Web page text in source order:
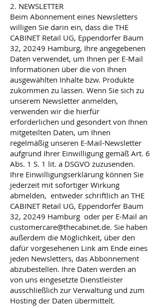
2. NEWSLETTER
Beim Abonnement eines Newsletters
willigen Sie darin ein, dass die THE
CABINET Retail UG, Eppendorfer Baum
32, 20249 Hamburg, Ihre angegebenen
Daten verwendet, um Ihnen per E-Mail
Informationen über die von Ihnen
ausgewählten Inhalte bzw. Produkte
zukommen zu lassen. Wenn Sie sich zu
unserem Newsletter anmelden,
verwenden wir die hierfür
erforderlichen und gesondert von Ihnen
mitgeteilten Daten, um Ihnen
regelmäßig unseren E-Mail-Newsletter
aufgrund Ihrer Einwilligung gemäß Art. 6
Abs. 1 S. 1 lit. a DSGVO zuzusenden.
Ihre Einwilligungserklärung können Sie
jederzeit mit sofortiger Wirkung
abmelden, entweder schriftlich an THE
CABINET Retail UG, Eppendorfer Baum
32, 20249 Hamburg oder per E-Mail an
customercare@thecabinet.de. Sie haben
außerdem die Möglichkeit, über den
dafür vorgesehenen Link am Ende eines
jeden Newsletters, das Abbonnement
abzubestellen. Ihre Daten werden an
von uns eingesetzte Dienstleister
ausschließlich zur Verwaltung und zum
Hosting der Daten übermittelt.